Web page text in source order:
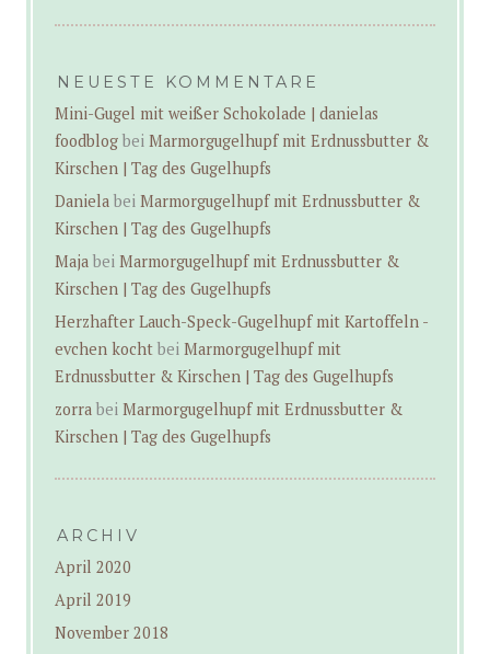
NEUESTE KOMMENTARE
Mini-Gugel mit weißer Schokolade | danielas
foodblogbei Marmorgugelhupf mit Erdnussbutter &
Kirschen | Tag des Gugelhupfs
Danielabei Marmorgugelhupf mit Erdnussbutter &
Kirschen | Tag des Gugelhupfs
Majabei Marmorgugelhupf mit Erdnussbutter &
Kirschen | Tag des Gugelhupfs
Herzhafter Lauch-Speck-Gugelhupf mit Kartoffeln -
evchen kochtbei Marmorgugelhupf mit
Erdnussbutter & Kirschen | Tag des Gugelhupfs
zorrabei Marmorgugelhupf mit Erdnussbutter &
Kirschen | Tag des Gugelhupfs
ARCHIV
April 2020
April 2019
November 2018